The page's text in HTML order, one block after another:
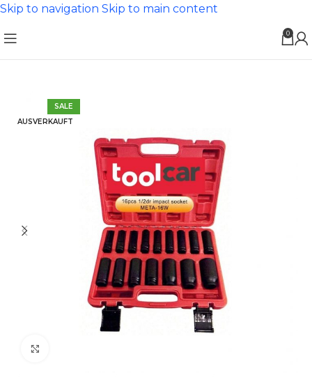
Skip to navigation Skip to main content
0
SALE
AUSVERKAUFT